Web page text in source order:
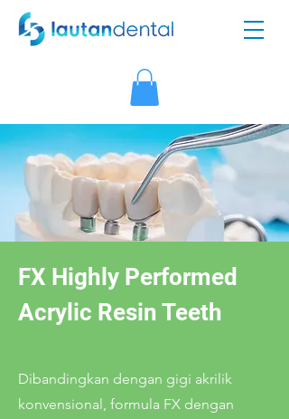
FX Highly Performed
Acrylic Resin Teeth
Dibandingkan dengan gigi akrilik
konvensional, formula FX dengan